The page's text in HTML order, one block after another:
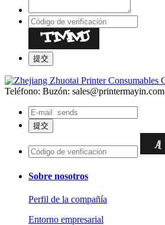
Teléfono: Buzón: sales@printermayin.com
Sobre nosotros
Perfil de la compañía
Entorno empresarial